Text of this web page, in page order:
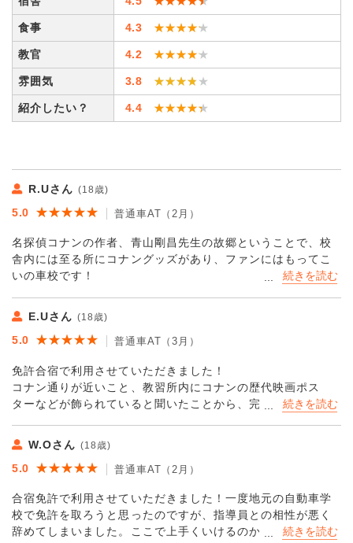
食事 4.3 ★★★★★
★★★★★
教官 4.2 ★★★★★
★★★★★
雰囲気 3.8 ★★★★★
★★★★★
紹介したい？ 4.4 ★★★★★
★★★★★
R.Uさん (18歳)
5.0 ★★★★★
★★★★★ 普通車AT（2月）
名探偵コナンの作者、青山剛昌先生の故郷ということで、校
舎内には至る所にコナングッズがあり、ファンにはもってこ
いの車校です！
り、指導員の皆さんの十人十色な運転へのアドバイスに多少
戸惑う事もありましたが、逆に色々なアドバイスを頂けたか
らこそ自分に合った考え方を見つけることが出来て、運転技
また、合宿期間中、不測の事態に陥った時も、こちらが迷惑
をかけているにもかかわらず、対応策を提示して下さるだけ
でなく、申し訳なくなるくらい親切にして下さり、こちらも
冷静に対処することが出来ました。あの時対応して下さった
指導員の方には、感謝してもしきれません。
したが、時間が経つにつれ同じ入校日の友人たちと共に非常
に楽しい時間を過ごすことが出来ました。
後悔や心残りもなく、今後合宿での免許取得を考えてる方に
は、おすすめできる車校です！
E.Uさん (18歳)
5.0 ★★★★★
★★★★★ 普通車AT（3月）
免許合宿で利用させていただきました！
コナン通りが近いこと、教習所内にコナンの歴代映画ポス
ターなどが飾られていると聞いたことから、完全にコナン目
コナンの映画が見放題、カラオケルームやリラックスルーム
もコナン仕様でモチベーション保てました！
び、無事ふるさと館マイスタープレミアムもとれました🙆‍♀️✨
担当の先生はもちろん、テストやみきわめ等をしてくださっ
W.Oさん (18歳)
5.0 ★★★★★
★★★★★ 普通車AT（2月）
合宿免許で利用させていただきました！一度地元の自動車学
校で免許を取ろうと思ったのですが、指導員との相性が悪く
辞めてしまいました。ここで上手くいけるのか不安でした